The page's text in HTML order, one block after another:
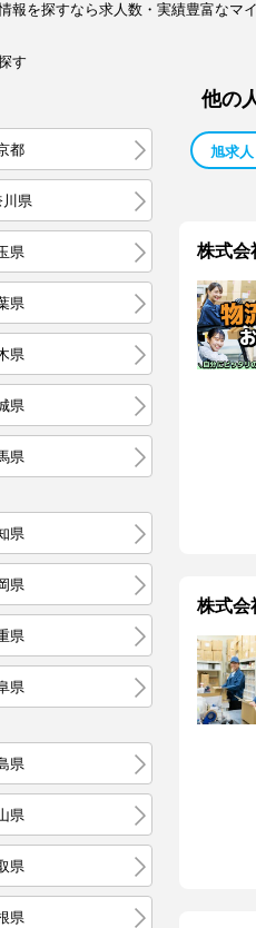
報を探すなら求人数・実績豊富なマ
す
都
川県
県
県
県
県
県
県
県
県
県
県
県
県
県
他の
旭求人
株式会
株式